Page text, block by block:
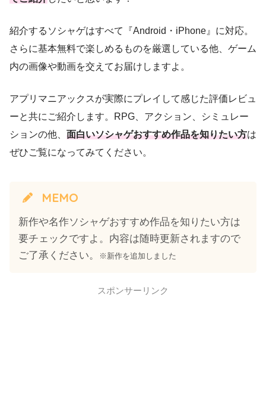
紹介するソシャゲはすべて『Android・iPhone』に対応。
さらに基本無料で楽しめるものを厳選している他、ゲーム
内の画像や動画を交えてお届けしますよ。
アプリマニアックスが実際にプレイして感じた評価レビュ
ーと共にご紹介します。RPG、アクション、シミュレー
ションの他、 面白いソシャゲおすすめ作品を知りたい方は
ぜひご覧になってみてください。
MEMO
新作や名作ソシャゲおすすめ作品を知りたい方は
要チェックですよ。内容は随時更新されますので
ご了承ください。
※新作を追加しました
スポンサーリンク